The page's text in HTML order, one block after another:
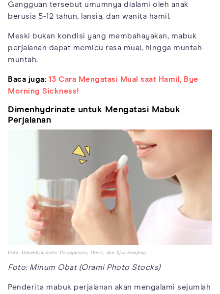
Gangguan tersebut umumnya dialami oleh anak
berusia 5-12 tahun, lansia, dan wanita hamil.
Meski bukan kondisi yang membahayakan, mabuk
perjalanan dapat memicu rasa mual, hingga muntah-
muntah.
Baca juga: 13 Cara Mengatasi Mual saat Hamil, Bye
Morning Sickness!
Dimenhydrinate untuk Mengatasi Mabuk
Perjalanan
Foto: Dimenhydrinate: Penggunaan, Dosis, dan Efek Samping
Foto: Minum Obat (Orami Photo Stocks)
Penderita mabuk perjalanan akan mengalami sejumlah